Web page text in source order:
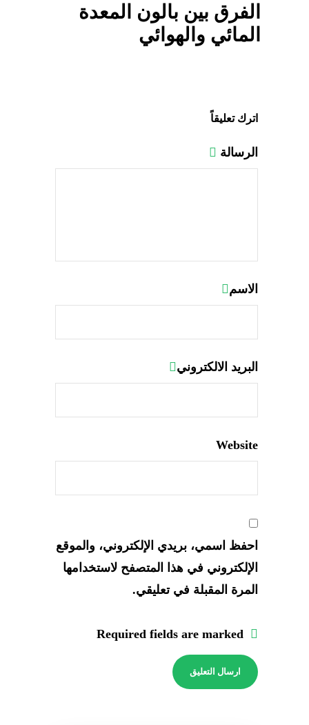
الفرق بين بالون المعدة
المائي والهوائي
اترك تعليقاً
الرسالة
الاسم
البريد الالكتروني
Website
احفظ اسمي، بريدي الإلكتروني، والموقع
الإلكتروني في هذا المتصفح لاستخدامها
المرة المقبلة في تعليقي.
Required fields are marked